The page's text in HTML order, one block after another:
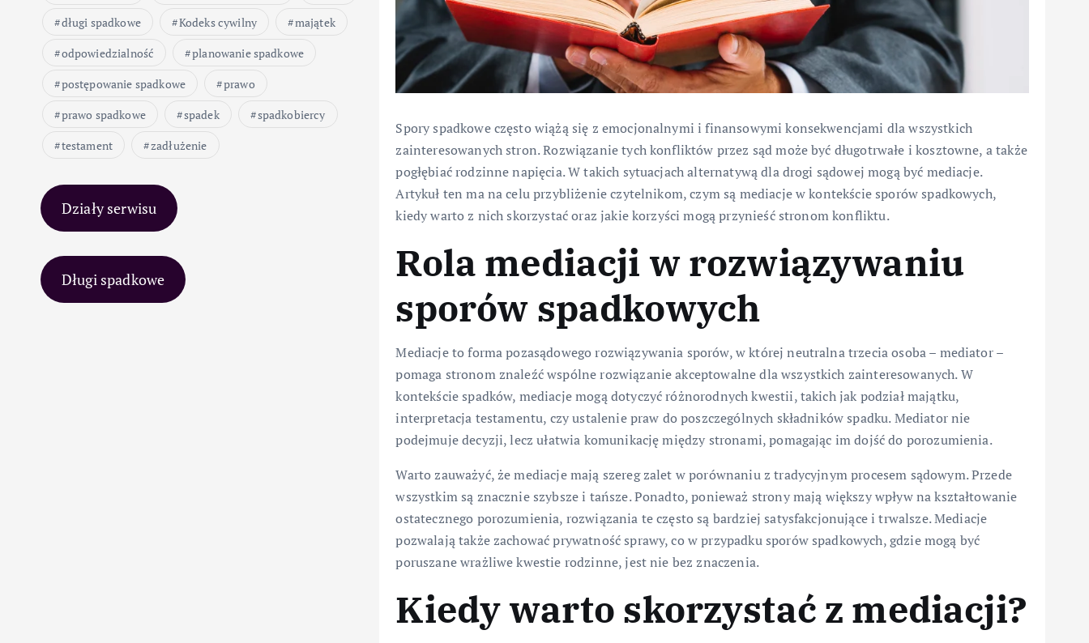
długi spadkowe
Kodeks cywilny
majątek
odpowiedzialność
planowanie spadkowe
postępowanie spadkowe
prawo
prawo spadkowe
spadek
spadkobiercy
testament
zadłużenie
Działy serwisu
Długi spadkowe
Spory spadkowe często wiążą się z emocjonalnymi i finansowymi konsekwencjami dla wszystkich
zainteresowanych stron. Rozwiązanie tych konfliktów przez sąd może być długotrwałe i kosztowne, a także
pogłębiać rodzinne napięcia. W takich sytuacjach alternatywą dla drogi sądowej mogą być mediacje.
Artykuł ten ma na celu przybliżenie czytelnikom, czym są mediacje w kontekście sporów spadkowych,
kiedy warto z nich skorzystać oraz jakie korzyści mogą przynieść stronom konfliktu.
Rola mediacji w rozwiązywaniu
sporów spadkowych
Mediacje to forma pozasądowego rozwiązywania sporów, w której neutralna trzecia osoba – mediator –
pomaga stronom znaleźć wspólne rozwiązanie akceptowalne dla wszystkich zainteresowanych. W
kontekście spadków, mediacje mogą dotyczyć różnorodnych kwestii, takich jak podział majątku,
interpretacja testamentu, czy ustalenie praw do poszczególnych składników spadku. Mediator nie
podejmuje decyzji, lecz ułatwia komunikację między stronami, pomagając im dojść do porozumienia.
Warto zauważyć, że mediacje mają szereg zalet w porównaniu z tradycyjnym procesem sądowym. Przede
wszystkim są znacznie szybsze i tańsze. Ponadto, ponieważ strony mają większy wpływ na kształtowanie
ostatecznego porozumienia, rozwiązania te często są bardziej satysfakcjonujące i trwalsze. Mediacje
pozwalają także zachować prywatność sprawy, co w przypadku sporów spadkowych, gdzie mogą być
poruszane wrażliwe kwestie rodzinne, jest nie bez znaczenia.
Kiedy warto skorzystać z mediacji?